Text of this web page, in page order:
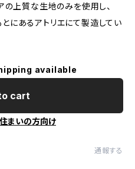
の上質な生地のみを使用し、
にあるアトリエにて製造してい
available
cart
まいの方向け
通報する